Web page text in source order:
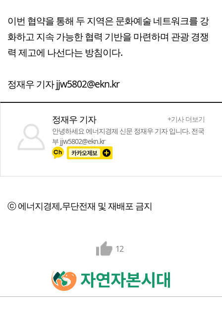
이번 협약을 통해 두 지역은 문화예술 네트워크를 강
화하고 지속 가능한 협력 기반을 마련하며 관광 경쟁
력 제고에 나선다는 방침이다.
정재우 기자 jjw5802@ekn.kr
정재우 기자
+기사 더보기
안녕하세요 에너지경제 신문 정재우 기자 입니다. 전국
부 jjw5802@ekn.kr
ⓒ 에너지경제,무단전재 및 재배포 금지
12